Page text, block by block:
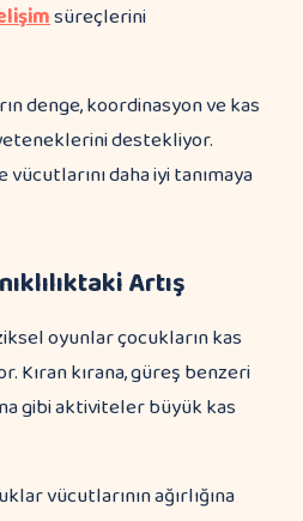
süreçlerini
denge, koordinasyon ve kas
destekliyor.
daha iyi tanımaya
Artış
oyunlar çocukların kas
Kıran kırana, güreş benzeri
gibi aktiviteler büyük kas
vücutlarının ağırlığına